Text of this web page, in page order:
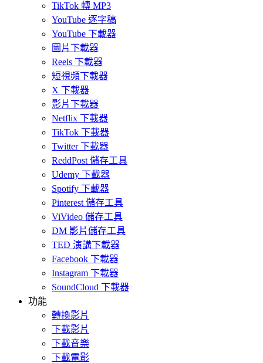
TikTok 轉 MP3
YouTube 逐字稿
YouTube 下載器
圖片下載器
Reels 下載器
短視頻下載器
X 下載器
影片下載器
Netflix 下載器
TikTok 下載器
Twitter 下載器
ReddPost 儲存工具
Udemy 下載器
Spotify 下載器
Pinterest 儲存工具
ViVideo 儲存工具
DM 影片儲存工具
TED 演講下載器
Facebook 下載器
Instagram 下載器
SoundCloud 下載器
功能
轉換影片
下載影片
下載音樂
下載電影